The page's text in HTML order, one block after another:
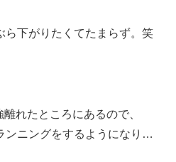
ら下がりたくてたまらず。笑
れたところにあるので、
ンニングをするようになり…